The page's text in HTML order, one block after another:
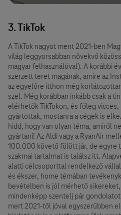
3. TikTok
A TikTok nagyot ment 2021-ben
világ leggyorsabban növekvő
magyar felhasználóval). A korábbi
szerzett teret magának, amire az
az egyelőre itthon még
szel. Még korábban inkább csak a
elérhetők TikTokon, és főleg
gyártottak, mostanra a cégek is
hidd, hogy van olyan téma, amiről
gyártani! Az Aldi vagy a RyanAir
100.000 követő fölött jár, de egyre
szakmai tartalmat is találsz itt.
alatti célcsoporttal rendelkező
és ékszer, home témában
bevételben is jól mérhető
mindenképp szentelj pár gondolatot
mert 2021-től jóval egyszerűbben